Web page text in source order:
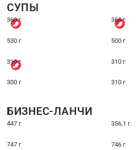
СУПЫ
360 г 360 г
530 г 500 г
310 г 310 г
300 г 310 г
БИЗНЕС-ЛАНЧИ
447 г 356,1 г
747 г 746 г